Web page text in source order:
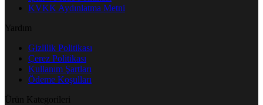
KVKK Aydınlatma Metni
Yardım
Gizlilik Politikası
Çerez Politikası
Kullanım Şartları
Ödeme Koşulları
Ürün Kategorileri